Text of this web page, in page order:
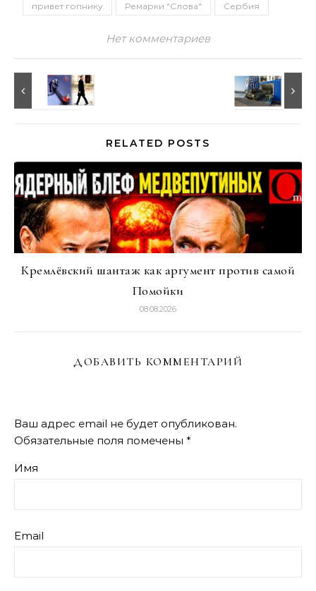
привет гопнику
Ремарки "Слова" Сербия
Нет комментариев
RELATED POSTS
Кремлёвский шантаж как аргумент против самой
Помойки
08.08.2026
ДОБАВИТЬ КОММЕНТАРИЙ
Ваш адрес email не будет опубликован.
Обязательные поля помечены *
Имя
Email